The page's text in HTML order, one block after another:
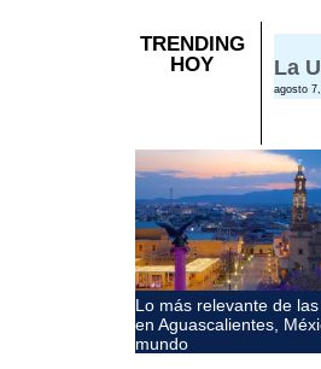
TRENDING
HOY
La
agosto
Lo más relevante de
en Aguascalientes,
mundo